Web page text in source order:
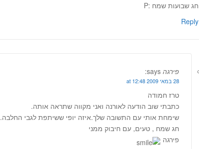
חג שבועות שמח :P
Reply
פירגה says:
28 במאי 2009 at 12:48
טרז חמודה
כתבתי שוב הודעה לאורנה ואני מקווה שתראה אותה.
שימחת אותי עם התשובה שלך.איזה יופי ששיתפת לגבי החלבה.
חג שמח , טעים, עם חיבוק ממני
פירגה